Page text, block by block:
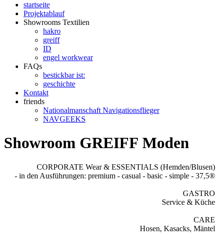
startseite
Projektablauf
Showrooms Textilien
hakro
greiff
ID
engel workwear
FAQs
bestickbar ist:
geschichte
Kontakt
friends
Nationalmanschaft Navigationsflieger
NAVGEEKS
Showroom GREIFF Moden
CORPORATE Wear & ESSENTIALS (Hemden/Blusen)
- in den Ausführungen: premium - casual - basic - simple - 37,5®
GASTRO
Service & Küche
CARE
Hosen, Kasacks, Mäntel